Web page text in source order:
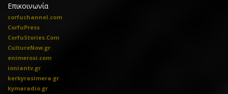
Επικοινωνία
corfuchannel.com
CorfuPress
CorfuStories.Com
CultureNow.gr
enimerosi.com
ioniantv.gr
kerkyrasimera.gr
kymaradio.gr